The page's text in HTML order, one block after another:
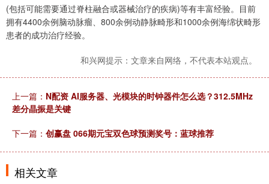
(包括可能需要通过脊柱融合或器械治疗的疾病)等有丰富经验。目前
拥有4400余例脑动脉瘤、800余例动静脉畸形和1000余例海绵状畸形
患者的成功治疗经验。
和兴网提示：文章来自网络，不代表本站观点。
上一篇： N配资 AI服务器、光模块的时钟器件怎么选？312.5MHz
差分晶振是关键
下一篇： 创赢盘 066期元宝双色球预测奖号：蓝球推荐
相关文章